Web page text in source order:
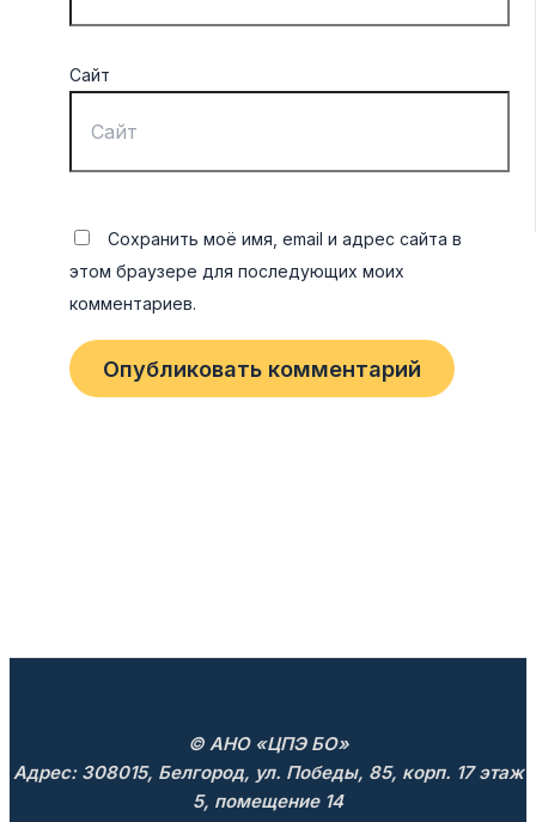
Сайт
Сохранить моё имя, email и адрес сайта в
этом браузере для последующих моих
комментариев.
© АНО «ЦПЭ БО»
Адрес: 308015, Белгород, ул. Победы, 85, корп. 17 этаж
5, помещение 14